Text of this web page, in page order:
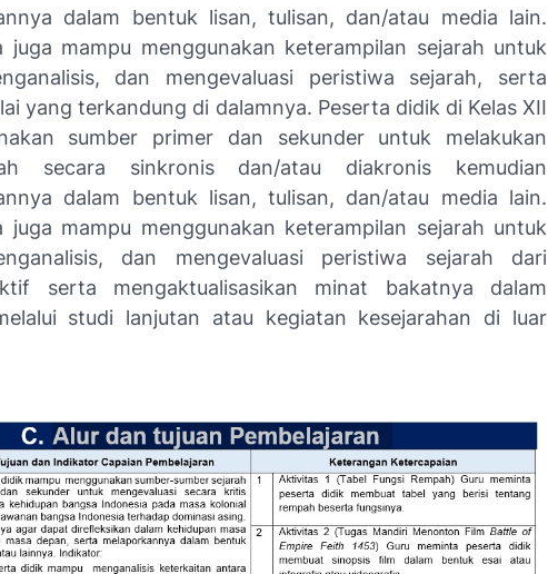
dalam bentuk lisan, tulisan, dan/atau media lain.
juga mampu menggunakan keterampilan sejarah untuk
dan mengevaluasi peristiwa sejarah, serta
yang terkandung di dalamnya. Peserta didik di Kelas XII
sumber primer dan sekunder untuk melakukan
secara sinkronis dan/atau diakronis kemudian
dalam bentuk lisan, tulisan, dan/atau media lain.
juga mampu menggunakan keterampilan sejarah untuk
dan mengevaluasi peristiwa sejarah dari
serta mengaktualisasikan minat bakatnya dalam
studi lanjutan atau kegiatan kesejarahan di luar